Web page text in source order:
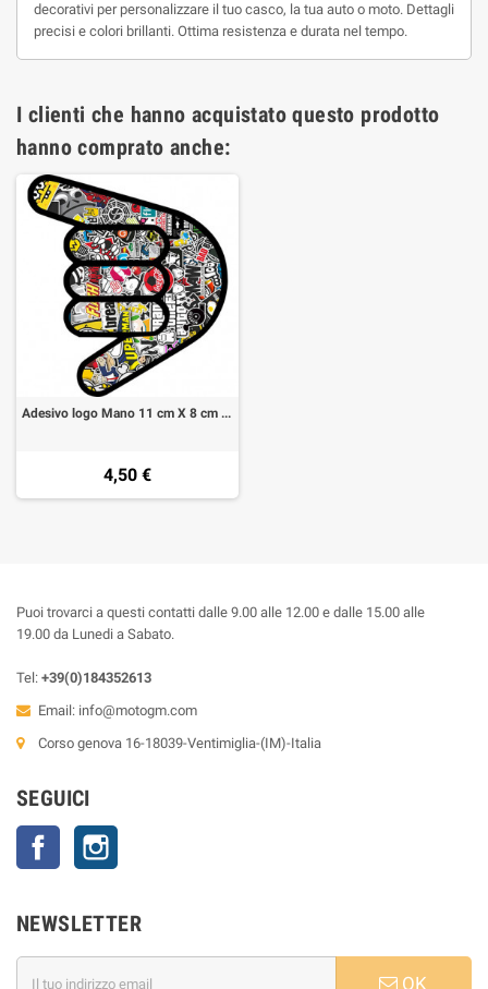
decorativi per personalizzare il tuo casco, la tua auto o moto. Dettagli
precisi e colori brillanti. Ottima resistenza e durata nel tempo.
I clienti che hanno acquistato questo prodotto
hanno comprato anche:
Adesivo logo Mano 11 cm X 8 cm (1 pezzo)
4,50 €
Puoi trovarci a questi contatti dalle 9.00 alle 12.00 e dalle 15.00 alle
19.00 da Lunedi a Sabato.
Tel: +39(0)184352613
Email: info@motogm.com
Corso genova 16-18039-Ventimiglia-(IM)-Italia
SEGUICI
Facebook
NEWSLETTER
OK